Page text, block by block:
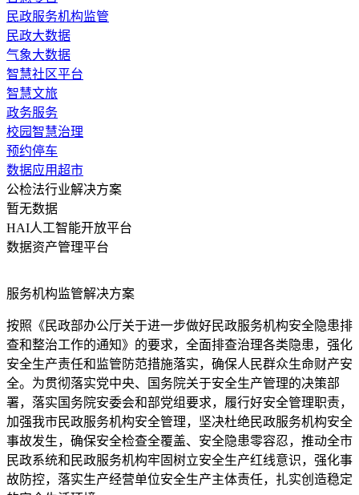
民政服务机构监管
民政大数据
气象大数据
智慧社区平台
智慧文旅
政务服务
校园智慧治理
预约停车
数据应用超市
公检法行业解决方案
暂无数据
HAI人工智能开放平台
数据资产管理平台
服务机构监管解决方案
按照《民政部办公厅关于进一步做好民政服务机构安全隐患排
查和整治工作的通知》的要求，全面排查治理各类隐患，强化
安全生产责任和监管防范措施落实，确保人民群众生命财产安
全。为贯彻落实党中央、国务院关于安全生产管理的决策部
署，落实国务院安委会和部党组要求，履行好安全管理职责，
加强我市民政服务机构安全管理，坚决杜绝民政服务机构安全
事故发生，确保安全检查全覆盖、安全隐患零容忍，推动全市
民政系统和民政服务机构牢固树立安全生产红线意识，强化事
故防控，落实生产经营单位安全生产主体责任，扎实创造稳定